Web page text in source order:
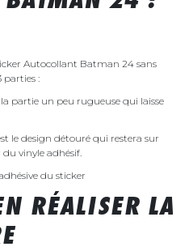
Autocollant Batman 24 sans
parties :
partie un peu rugueuse qui laisse
le design détouré qui restera sur
vinyle adhésif.
du sticker
RÉALISER LA